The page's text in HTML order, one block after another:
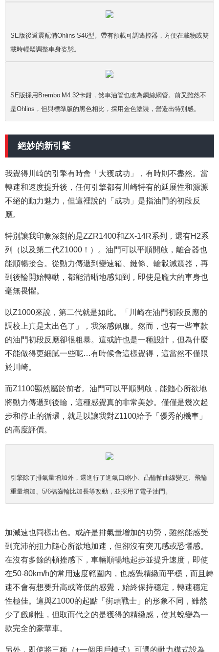
SE版後避震配備Ohlins S46型。帶有預載可調遙控器，方便在載物或雙
載時輕鬆調整車身姿態。
SE版採用Brembo M4.32卡鉗，煞車油管也改為鋼絲網管。前叉雖然不
是Ohlins，但與標準版的黑色相比，採用金色塗裝，營造出特別感。
絕妙的新引擎
我覺得川崎的引擎有時會「大獲成功」，有時則不盡然。當
轉速和速度提升後，任何引擎都有川崎特有的延展性和源源
不絕的動力魅力，但這裡說的「成功」是指油門的初段反
應。
特別讓我印象深刻的是ZZR1400和ZX-14R系列，還有H2系
列（以及第二代Z1000！）。油門可以平順開啟，離合器也
能順暢接合。從動力傳遞到變速箱、鏈條、輪轂減震器，再
到後輪開始轉動，都能清晰地感知到，即使是龐大的車身也
毫無畏懼。
以Z1000來說，第二代就是如此。「川崎在油門初段反應的
調校上真是太出色了」，我深感佩服。然而，也有一些車款
的油門初段反應卻很粗暴。這或許也是一種設計，但為什麼
不能做得更細膩一些呢…有時候會這樣覺得，這當然不僅限
於川崎。
而Z1100顯然屬於前者。油門可以平順開啟，能隨心所欲地
將動力傳遞到後輪，這種感覺真的非常美妙。僅僅是幾次起
步和停止的循環，就足以讓我對Z1100給予「優秀的機車」
的高度評價。
引擎除了排氣量增加外，還進行了進氣口縮小、凸輪軸曲線變更、飛輪
重量增加、5/6檔齒輪比加長等改動，並採用了電子油門。
加減速也同樣出色。或許是排氣量增加的功勞，雖然能感受
到充沛的扭力隨心所欲地加速，但卻沒有突兀感或恐懼感。
在沒有多餘的頓挫感下，車輛順暢地起步並提升速度，即使
在50-80km/h的常用速度範圍內，也感覺精緻而平穩，而且轉
速不會有想要升高或降低的感覺，始終保持穩定，轉速穩定
性極佳。這與Z1000的起點「街頭戰士」的形象不同，雖然
少了戲劇性，但取而代之的是獲得的精緻感，使其蛻變為一
款完全的豪華車。
另外，即使將三種（+一個用戶模式）可選的動力模式設為